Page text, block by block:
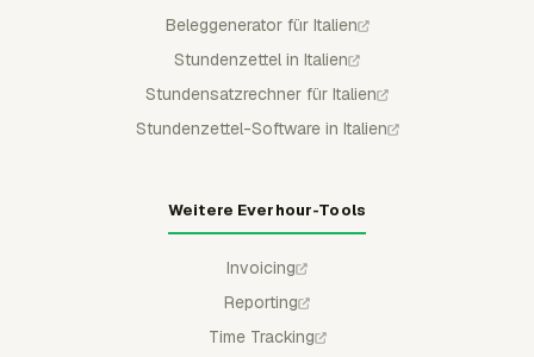
Beleggenerator für Italien
Stundenzettel in Italien
Stundensatzrechner für Italien
Stundenzettel-Software in Italien
Weitere Everhour-Tools
Invoicing
Reporting
Time Tracking